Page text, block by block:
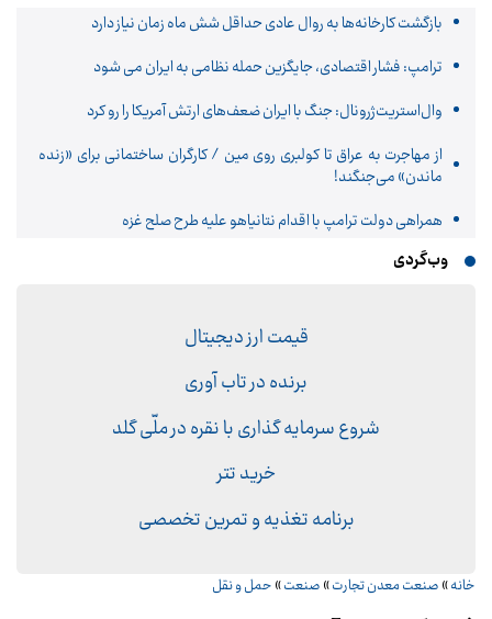
بازگشت کارخانه‌ها به روال عادی حداقل شش ماه زمان نیاز دارد
ترامپ: فشار اقتصادی، جایگزین حمله نظامی به ایران می شود
وال‌استریت‌ژرونال: جنگ با ایران ضعف‌های ارتش آمریکا را رو کرد
از مهاجرت به عراق تا کولبری روی مین / کارگران ساختمانی برای «زنده
ماندن» می‌جنگند!
همراهی دولت ترامپ با اقدام نتانیاهو علیه طرح صلح غزه
وب‌گردی
قیمت ارز دیجیتال
برنده در تاب آوری
شروع سرمایه گذاری با نقره در ملّی گلد
خرید تتر
برنامه تغذیه و تمرین تخصصی